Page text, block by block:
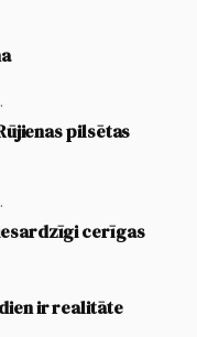
pilsētas
cerīgas
ir realitāte